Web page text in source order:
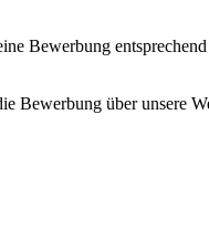
Bewerbung
Bewerbung über unsere